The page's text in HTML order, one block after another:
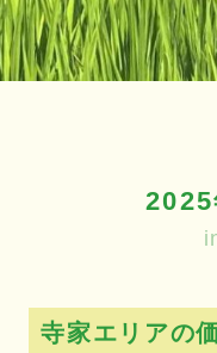
2025
寺家エリアの